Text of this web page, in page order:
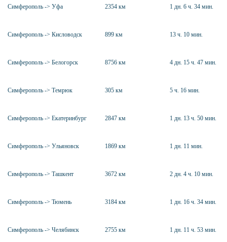
Симферополь -> Уфа 2354 км 1 дн. 6 ч. 34 мин.
Симферополь -> Кисловодск 899 км 13 ч. 10 мин.
Симферополь -> Белогорск 8756 км 4 дн. 15 ч. 47 мин.
Симферополь -> Темрюк 305 км 5 ч. 16 мин.
Симферополь -> Екатеринбург 2847 км 1 дн. 13 ч. 50 мин.
Симферополь -> Ульяновск 1869 км 1 дн. 11 мин.
Симферополь -> Ташкент 3672 км 2 дн. 4 ч. 10 мин.
Симферополь -> Тюмень 3184 км 1 дн. 16 ч. 34 мин.
Симферополь -> Челябинск 2755 км 1 дн. 11 ч. 53 мин.